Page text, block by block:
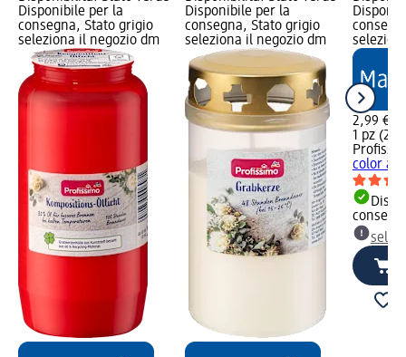
Disponibile per la
consegna, Stato grigio
seleziona il negozio dm
Disponibile per la
consegna, Stato grigio
seleziona il negozio dm
2,99 €
1 pz
color